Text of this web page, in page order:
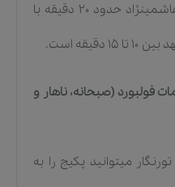
فاصله هتل تا فرودگاه شهید هاشمینژاد حدود ۲۰ دقیقه با
است.
فولبورد (صبحانه، ناهار و
میتوانید پکیج را به